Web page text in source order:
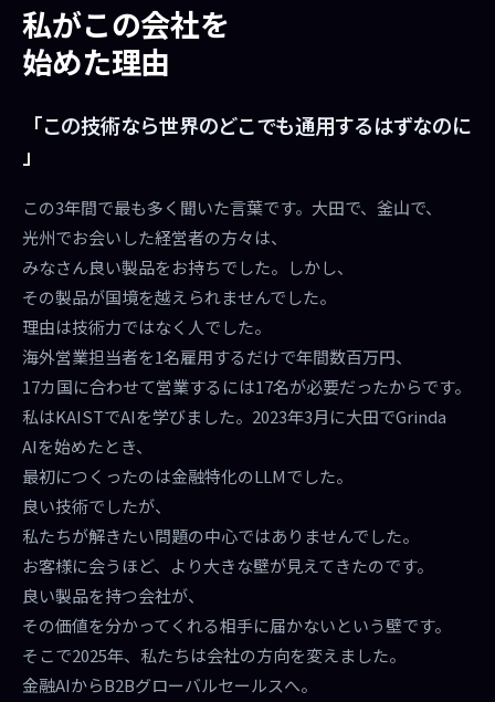
私がこの会社を
始めた理由
「この技術なら世界のどこでも通用するはずなのに
」
この3年間で最も多く聞いた言葉です。大田で、釜山で、
光州でお会いした経営者の方々は、
みなさん良い製品をお持ちでした。しかし、
その製品が国境を越えられませんでした。
理由は技術力ではなく人でした。
海外営業担当者を1名雇用するだけで年間数百万円、
17カ国に合わせて営業するには17名が必要だったからです。
私はKAISTでAIを学びました。2023年3月に大田でGrinda
AIを始めたとき、
最初につくったのは金融特化のLLMでした。
良い技術でしたが、
私たちが解きたい問題の中心ではありませんでした。
お客様に会うほど、より大きな壁が見えてきたのです。
良い製品を持つ会社が、
その価値を分かってくれる相手に届かないという壁です。
そこで2025年、私たちは会社の方向を変えました。
金融AIからB2Bグローバルセールスへ。